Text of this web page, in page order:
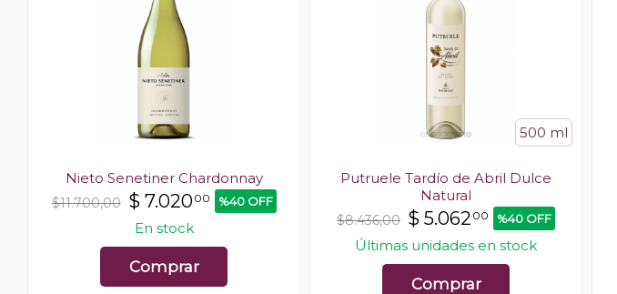
Nieto Senetiner Chardonnay
$11.700,00 $ 7.02000 %40 OFF
En stock
Comprar
500 ml
Putruele Tardío de Abril Dulce
Natural
$8.436,00 $ 5.062 00 %40 OFF
Últimas unidades en stock
Comprar